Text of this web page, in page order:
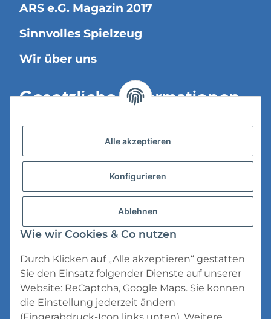
ARS e.G. Magazin 2017
Sinnvolles Spielzeug
Wir über uns
Gesetzliche Informationen
Versandinformationen
Datenschutz
Impressum
* Alle Preise inkl. gesetzlicher USt., zzgl.
Alle akzeptieren
Konfigurieren
Ablehnen
Wie wir Cookies & Co nutzen
Durch Klicken auf „Alle akzeptieren“ gestatten
Sie den Einsatz folgender Dienste auf unserer
Website: ReCaptcha, Google Maps. Sie können
die Einstellung jederzeit ändern